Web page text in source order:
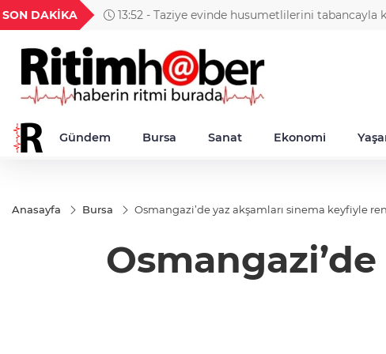
SON DAKİKA 13:52 - Taziye evinde husumetlilerini tabancayla
18,2677
TND
16,3788
BGN
27,9743
VND
0,0018
Gündem Bursa Sanat Ekonomi
Anasayfa Bursa Osmangazi’de yaz akşamları sinema keyfiyle